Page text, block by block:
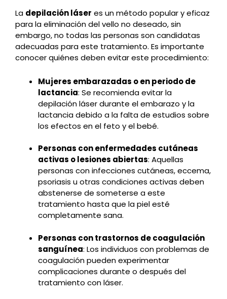
La depilación láser es un método popular y eficaz
para la eliminación del vello no deseado, sin
embargo, no todas las personas son candidatas
adecuadas para este tratamiento. Es importante
conocer quiénes deben evitar este procedimiento:
Mujeres embarazadas o en periodo de
lactancia: Se recomienda evitar la
depilación láser durante el embarazo y la
lactancia debido a la falta de estudios sobre
los efectos en el feto y el bebé.
Personas con enfermedades cutáneas
activas o lesiones abiertas: Aquellas
personas con infecciones cutáneas, eccema,
psoriasis u otras condiciones activas deben
abstenerse de someterse a este
tratamiento hasta que la piel esté
completamente sana.
Personas con trastornos de coagulación
sanguínea: Los individuos con problemas de
coagulación pueden experimentar
complicaciones durante o después del
tratamiento con láser.